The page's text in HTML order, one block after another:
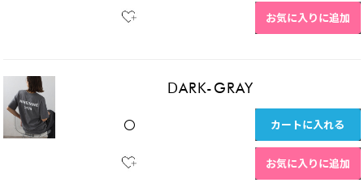
お気に入りに追加
DARK-GRAY
〇 カートに入れる
お気に入りに追加